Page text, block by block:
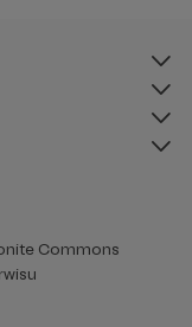
Commons